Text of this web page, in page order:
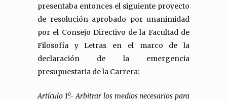
presentaba entonces el siguiente proyecto
de resolución aprobado por unanimidad
por el Consejo Directivo de la Facultad de
Filosofía y Letras en el marco de la
declaración de la emergencia
presupuestaria de la Carrera:
Artículo 1º.- Arbitrar los medios necesarios para